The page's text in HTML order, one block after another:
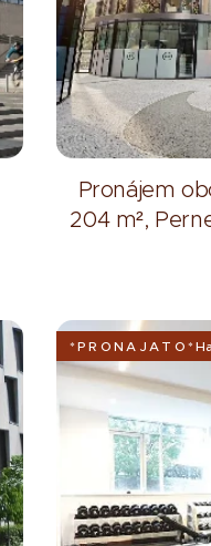
Pronájem
204 m²,
* P R O N A J A T O *